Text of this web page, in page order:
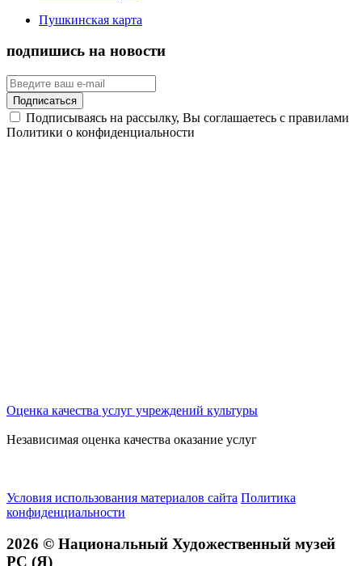
Пушкинская карта
подпишись на новости
Подписаться
Подписываясь на рассылку, Вы соглашаетесь с правилами
Политики о конфиденциальности
Оценка качества услуг учреждений культуры
Независимая оценка качества оказание услуг
Условия использования материалов сайта Политика
конфиденциальности
2026 © Национальный Художественный музей
РС (Я)